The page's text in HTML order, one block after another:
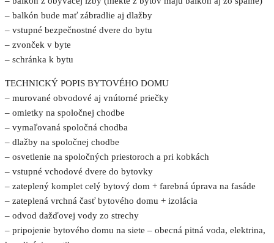
– balkón bude mať zábradlie aj dlažby
– vstupné bezpečnostné dvere do bytu
– zvonček v byte
– schránka k bytu
TECHNICKÝ POPIS BYTOVÉHO DOMU
– murované obvodové aj vnútorné priečky
– omietky na spoločnej chodbe
– vymaľovaná spoločná chodba
– dlažby na spoločnej chodbe
– osvetlenie na spoločných priestoroch a pri kobkách
– vstupné vchodové dvere do bytovky
– zateplený komplet celý bytový dom + farebná úprava na fasáde
– zateplená vrchná časť bytového domu + izolácia
– odvod dažďovej vody zo strechy
– pripojenie bytového domu na siete – obecná pitná voda, elektrina,